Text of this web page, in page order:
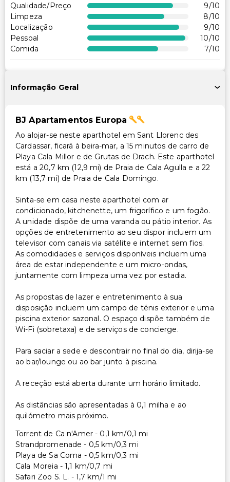
Qualidade/Preço
9/10
Limpeza
8/10
Localização
9/10
Pessoal
10/10
Comida
7/10
Informação Geral
BJ Apartamentos Europa
Ao alojar-se neste aparthotel em Sant Llorenc des
Cardassar, ficará à beira-mar, a 15 minutos de carro de
Playa Cala Millor e de Grutas de Drach. Este aparthotel
está a 20,7 km (12,9 mi) de Praia de Cala Agulla e a 22
km (13,7 mi) de Praia de Cala Domingo.
Sinta-se em casa neste aparthotel com ar
condicionado, kitchenette, um frigorífico e um fogão.
A unidade dispõe de uma varanda ou pátio interior. As
opções de entretenimento ao seu dispor incluem um
televisor com canais via satélite e internet sem fios.
As comodidades e serviços disponíveis incluem uma
área de estar independente e um micro-ondas,
juntamente com limpeza uma vez por estadia.
As propostas de lazer e entretenimento à sua
disposição incluem um campo de ténis exterior e uma
piscina exterior sazonal. O espaço dispõe também de
Wi-Fi (sobretaxa) e de serviços de concierge.
Para saciar a sede e descontrair no final do dia, dirija-se
ao bar/lounge ou ao bar junto à piscina.
A receção está aberta durante um horário limitado.
As distâncias são apresentadas à 0,1 milha e ao
quilómetro mais próximo.
Torrent de Ca n'Amer - 0,1 km/0,1 mi
Strandpromenade - 0,5 km/0,3 mi
Playa de Sa Coma - 0,5 km/0,3 mi
Cala Moreia - 1,1 km/0,7 mi
Safari Zoo S. L. - 1,7 km/1 mi